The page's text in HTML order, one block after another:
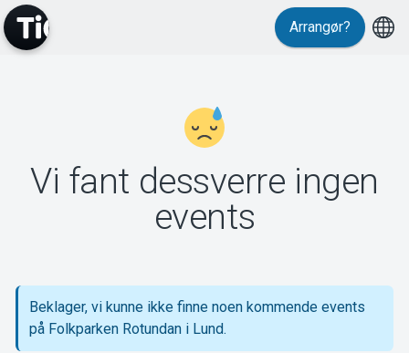
Support
Om Tickster
Arrangør?
Vi fant dessverre ingen
events
Beklager, vi kunne ikke finne noen kommende events
på Folkparken Rotundan i Lund.